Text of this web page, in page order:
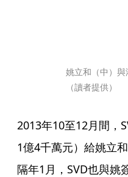
姚立和（中）與
（讀者提供）
2013年10至12月間，
1億4千萬元）給姚立
隔年1月，SVD也與姚